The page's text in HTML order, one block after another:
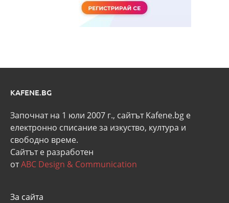
KAFENE.BG
Започнат на 1 юли 2007 г., сайтът Kafene.bg e
eлектронно списание за изкуство, култура и
свободно време.
Сайтът е разработен
отABC Design & Communication
За сайта